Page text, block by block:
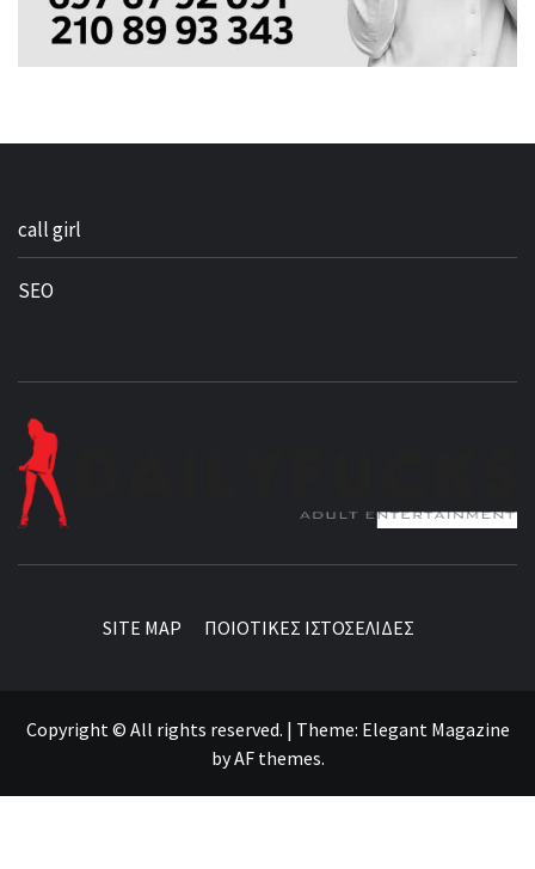
call girl
SEO
SITE MAP ΠΟΙΟΤΙΚΕΣ ΙΣΤΟΣΕΛΙΔΕΣ
Copyright © All rights reserved. | Theme: Elegant Magazine
byAF themes.